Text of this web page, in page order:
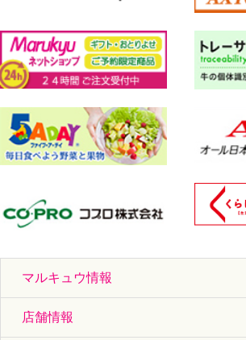
マルキュウ情報
店舗情報